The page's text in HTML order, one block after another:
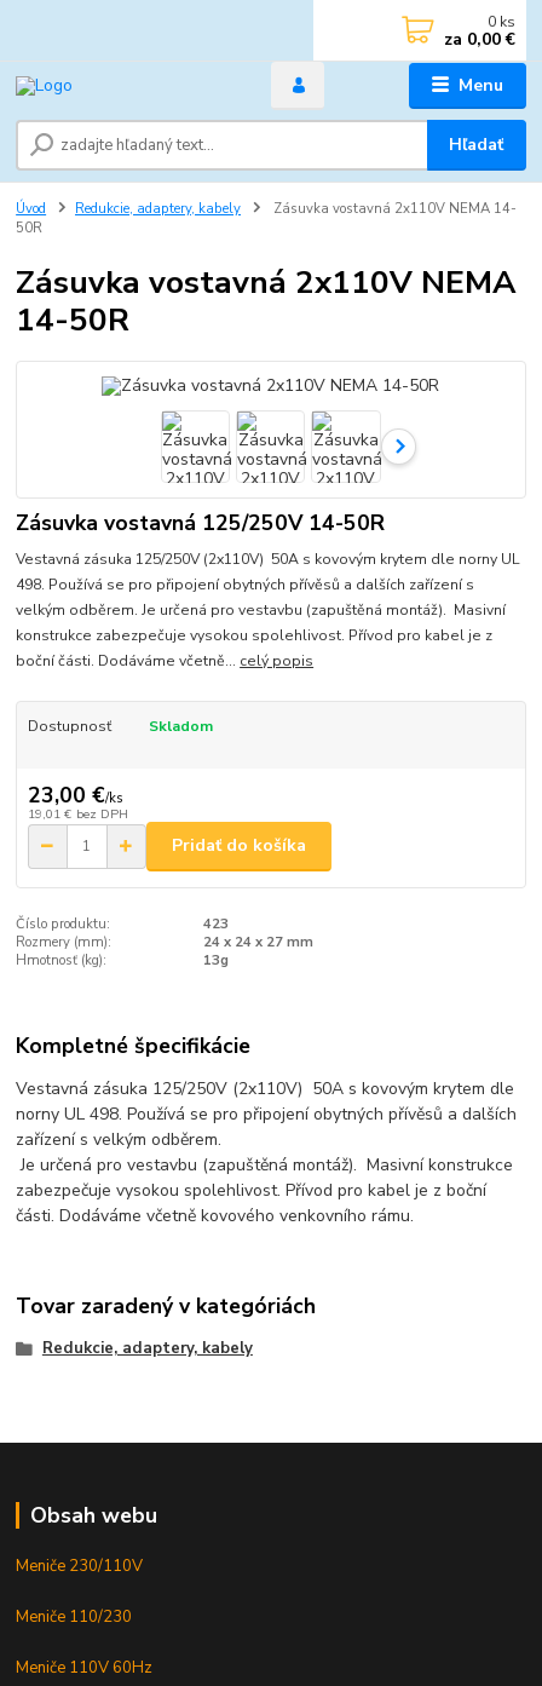
Menu
Hľadať
0 ks
za 0,00 €
Úvod Redukcie, adaptery, kabely
Zásuvka vostavná 2x110V NEMA 14-
50R
Zásuvka vostavná 2x110V NEMA
14-50R
Zásuvka vostavná 125/250V 14-50R
Vestavná zásuka 125/250V (2x110V) 50A s kovovým krytem dle norny UL
498. Používá se pro připojení obytných přívěsů a dalších zařízení s
velkým odběrem. Je určená pro vestavbu (zapuštěná montáž). Masivní
konstrukce zabezpečuje vysokou spolehlivost. Přívod pro kabel je z
boční části. Dodáváme včetně... celý popis
Dostupnosť Skladom
23,00 €/ks
19,01 € bez DPH
Pridať do košíka
Číslo produktu:
423
Rozmery (mm):
24 x 24 x 27 mm
Hmotnosť (kg):
13g
Kompletné špecifikácie
Vestavná zásuka 125/250V (2x110V) 50A s kovovým krytem dle
norny UL 498. Používá se pro připojení obytných přívěsů a dalších
zařízení s velkým odběrem.
Je určená pro vestavbu (zapuštěná montáž). Masivní konstrukce
zabezpečuje vysokou spolehlivost. Přívod pro kabel je z boční
části. Dodáváme včetně kovového venkovního rámu.
Tovar zaradený v kategóriách
Redukcie, adaptery, kabely
Obsah webu
Meniče 230/110V
Meniče 110/230
Meniče 110V 60Hz